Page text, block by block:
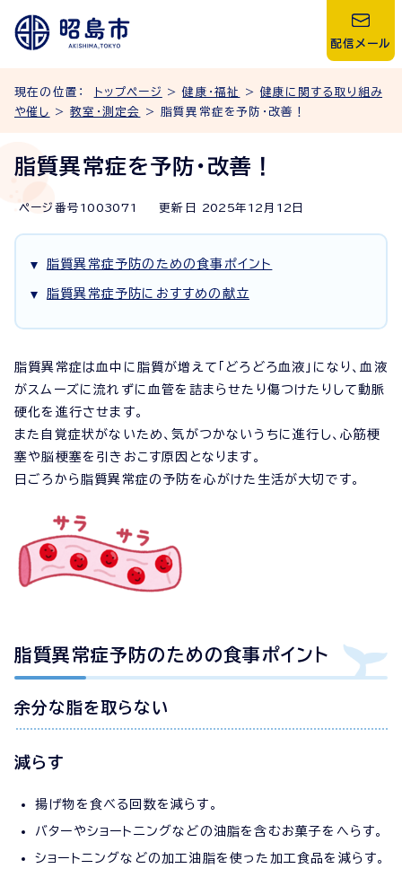
配信メール
現在の位置： トップページ >健康・福祉 >健康に関する取り組み
や催し
>教室・測定会 > 脂質異常症を予防・改善！
脂質異常症を予防・改善！
ページ番号 1003071 更新日 2025年 12 月 12 日
脂質異常症予防のための食事ポイント
脂質異常症予防におすすめの献立
脂質異常症は血中に脂質が増えて「どろどろ血液」になり、血液
がスムーズに流れずに血管を詰まらせたり傷つけたりして動脈
硬化を進行させます。
また自覚症状がないため、気がつかないうちに進行し、心筋梗
塞や脳梗塞を引きおこす原因となります。
日ごろから脂質異常症の予防を心がけた生活が大切です。
脂質異常症予防のための食事ポイント
余分な脂を取らない
減らす
揚げ物を食べる回数を減らす。
バターやショートニングなどの油脂を含むお菓子をへらす。
ショートニングなどの加工油脂を使った加工食品を減らす。